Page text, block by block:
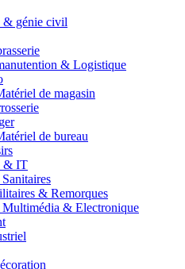
& génie civil
& Logistique
de magasin
de bureau
& IT
& Remorques
Multimédia & Electronique